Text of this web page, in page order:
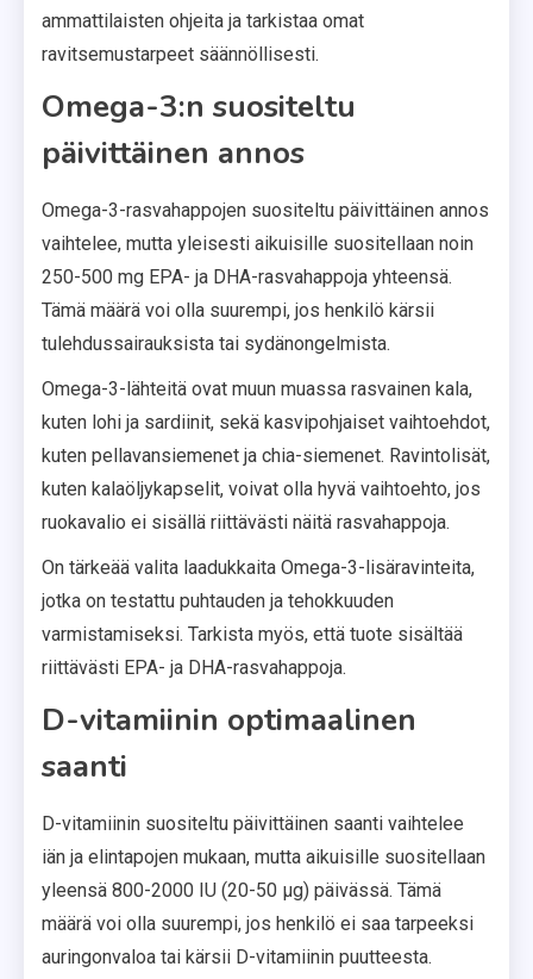
ammattilaisten ohjeita ja tarkistaa omat
ravitsemustarpeet säännöllisesti.
Omega-3:n suositeltu
päivittäinen annos
Omega-3-rasvahappojen suositeltu päivittäinen annos
vaihtelee, mutta yleisesti aikuisille suositellaan noin
250-500 mg EPA- ja DHA-rasvahappoja yhteensä.
Tämä määrä voi olla suurempi, jos henkilö kärsii
tulehdussairauksista tai sydänongelmista.
Omega-3-lähteitä ovat muun muassa rasvainen kala,
kuten lohi ja sardiinit, sekä kasvipohjaiset vaihtoehdot,
kuten pellavansiemenet ja chia-siemenet. Ravintolisät,
kuten kalaöljykapselit, voivat olla hyvä vaihtoehto, jos
ruokavalio ei sisällä riittävästi näitä rasvahappoja.
On tärkeää valita laadukkaita Omega-3-lisäravinteita,
jotka on testattu puhtauden ja tehokkuuden
varmistamiseksi. Tarkista myös, että tuote sisältää
riittävästi EPA- ja DHA-rasvahappoja.
D-vitamiinin optimaalinen
saanti
D-vitamiinin suositeltu päivittäinen saanti vaihtelee
iän ja elintapojen mukaan, mutta aikuisille suositellaan
yleensä 800-2000 IU (20-50 µg) päivässä. Tämä
määrä voi olla suurempi, jos henkilö ei saa tarpeeksi
auringonvaloa tai kärsii D-vitamiinin puutteesta.